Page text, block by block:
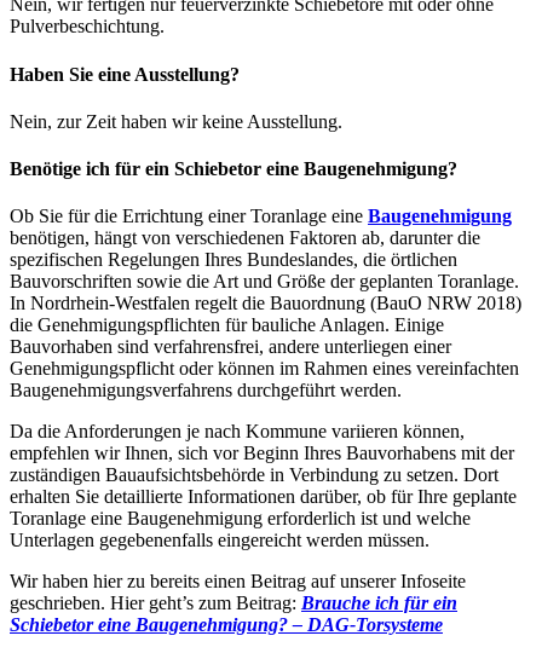
Nein, wir fertigen nur feuerverzinkte Schiebetore mit oder ohne
Pulverbeschichtung.
Haben Sie eine Ausstellung?
Nein, zur Zeit haben wir keine Ausstellung.
Benötige ich für ein Schiebetor eine Baugenehmigung?
Ob Sie für die Errichtung einer Toranlage eine Baugenehmigung
benötigen, hängt von verschiedenen Faktoren ab, darunter die
spezifischen Regelungen Ihres Bundeslandes, die örtlichen
Bauvorschriften sowie die Art und Größe der geplanten Toranlage.
In Nordrhein-Westfalen regelt die Bauordnung (BauO NRW 2018)
die Genehmigungspflichten für bauliche Anlagen. Einige
Bauvorhaben sind verfahrensfrei, andere unterliegen einer
Genehmigungspflicht oder können im Rahmen eines vereinfachten
Baugenehmigungsverfahrens durchgeführt werden.
Da die Anforderungen je nach Kommune variieren können,
empfehlen wir Ihnen, sich vor Beginn Ihres Bauvorhabens mit der
zuständigen Bauaufsichtsbehörde in Verbindung zu setzen. Dort
erhalten Sie detaillierte Informationen darüber, ob für Ihre geplante
Toranlage eine Baugenehmigung erforderlich ist und welche
Unterlagen gegebenenfalls eingereicht werden müssen.
Wir haben hier zu bereits einen Beitrag auf unserer Infoseite
geschrieben. Hier geht’s zum Beitrag: Brauche ich für ein
Schiebetor eine Baugenehmigung? – DAG-Torsysteme